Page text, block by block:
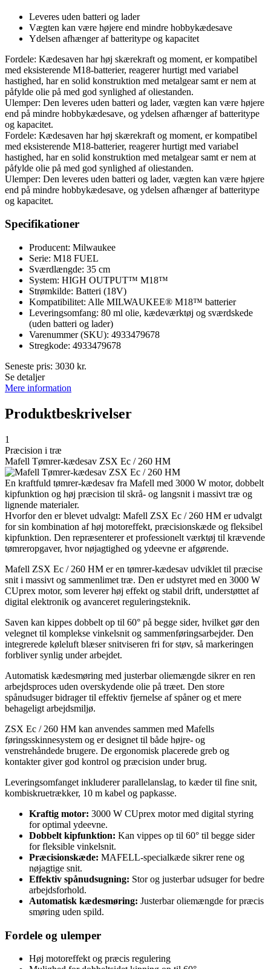
Leveres uden batteri og lader
Vægten kan være højere end mindre hobbykædesave
Ydelsen afhænger af batteritype og kapacitet
Fordele: Kædesaven har høj skærekraft og moment, er kompatibel
med eksisterende M18-batterier, reagerer hurtigt med variabel
hastighed, har en solid konstruktion med metalgear samt er nem at
påfylde olie på med god synlighed af oliestanden.
Ulemper: Den leveres uden batteri og lader, vægten kan være højere
end på mindre hobbykædesave, og ydelsen afhænger af batteritype
og kapacitet.
Fordele: Kædesaven har høj skærekraft og moment, er kompatibel
med eksisterende M18-batterier, reagerer hurtigt med variabel
hastighed, har en solid konstruktion med metalgear samt er nem at
påfylde olie på med god synlighed af oliestanden.
Ulemper: Den leveres uden batteri og lader, vægten kan være højere
end på mindre hobbykædesave, og ydelsen afhænger af batteritype
og kapacitet.
Specifikationer
Producent: Milwaukee
Serie: M18 FUEL
Sværdlængde: 35 cm
System: HIGH OUTPUT™ M18™
Strømkilde: Batteri (18V)
Kompatibilitet: Alle MILWAUKEE® M18™ batterier
Leveringsomfang: 80 ml olie, kædeværktøj og sværdskede
(uden batteri og lader)
Varenummer (SKU): 4933479678
Stregkode: 4933479678
Seneste pris: 3030 kr.
Se detaljer
Mere information
Produktbeskrivelser
1
Præcision i træ
Mafell Tømrer-kædesav ZSX Ec / 260 HM
En kraftfuld tømrer-kædesav fra Mafell med 3000 W motor, dobbelt
kipfunktion og høj præcision til skrå- og langsnit i massivt træ og
lignende materialer.
Hvorfor den er blevet udvalgt: Mafell ZSX Ec / 260 HM er udvalgt
for sin kombination af høj motoreffekt, præcisionskæde og fleksibel
kipfunktion. Den repræsenterer et professionelt værktøj til krævende
tømreropgaver, hvor nøjagtighed og ydeevne er afgørende.
Mafell ZSX Ec / 260 HM er en tømrer-kædesav udviklet til præcise
snit i massivt og sammenlimet træ. Den er udstyret med en 3000 W
CUprex motor, som leverer høj effekt og stabil drift, understøttet af
digital elektronik og avanceret reguleringsteknik.
Saven kan kippes dobbelt op til 60° på begge sider, hvilket gør den
velegnet til komplekse vinkelsnit og sammenføringsarbejder. Den
integrerede køleluft blæser snitviseren fri for støv, så markeringen
forbliver synlig under arbejdet.
Automatisk kædesmøring med justerbar oliemængde sikrer en ren
arbejdsproces uden overskydende olie på træet. Den store
spånudsuger bidrager til effektiv fjernelse af spåner og et mere
behageligt arbejdsmiljø.
ZSX Ec / 260 HM kan anvendes sammen med Mafells
føringsskinnesystem og er designet til både højre- og
venstrehåndede brugere. De ergonomisk placerede greb og
kontakter giver god kontrol og præcision under brug.
Leveringsomfanget inkluderer parallelanslag, to kæder til fine snit,
kombiskruetrækker, 10 m kabel og papkasse.
Kraftig motor: 3000 W CUprex motor med digital styring
for optimal ydeevne.
Dobbelt kipfunktion: Kan vippes op til 60° til begge sider
for fleksible vinkelsnit.
Præcisionskæde: MAFELL-specialkæde sikrer rene og
nøjagtige snit.
Effektiv spånudsugning: Stor og justerbar udsuger for bedre
arbejdsforhold.
Automatisk kædesmøring: Justerbar oliemængde for præcis
smøring uden spild.
Fordele og ulemper
Høj motoreffekt og præcis regulering